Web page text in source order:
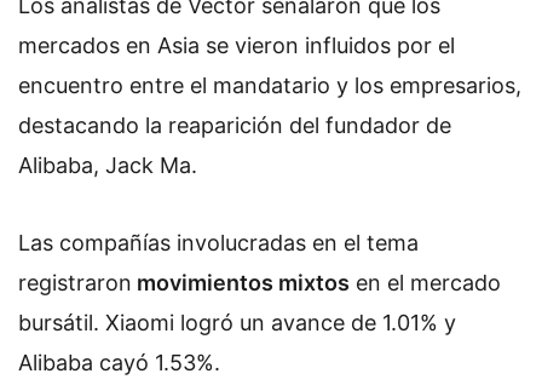
Los analistas de Vector señalaron que los
mercados en Asia se vieron influidos por el
encuentro entre el mandatario y los empresarios,
destacando la reaparición del fundador de
Alibaba, Jack Ma.
Las compañías involucradas en el tema
registraron movimientos mixtos en el mercado
bursátil. Xiaomi logró un avance de 1.01% y
Alibaba cayó 1.53%.